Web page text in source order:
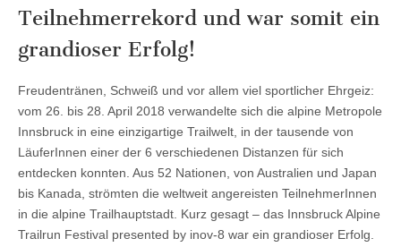
Teilnehmerrekord und war somit ein
grandioser Erfolg!
Freudentränen, Schweiß und vor allem viel sportlicher Ehrgeiz:
vom 26. bis 28. April 2018 verwandelte sich die alpine Metropole
Innsbruck in eine einzigartige Trailwelt, in der tausende von
LäuferInnen einer der 6 verschiedenen Distanzen für sich
entdecken konnten. Aus 52 Nationen, von Australien und Japan
bis Kanada, strömten die weltweit angereisten TeilnehmerInnen
in die alpine Trailhauptstadt. Kurz gesagt – das Innsbruck Alpine
Trailrun Festival presented by inov-8 war ein grandioser Erfolg.